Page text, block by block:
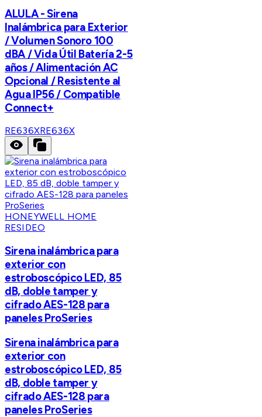
ALULA - Sirena
Inalámbrica para Exterior
/ Volumen Sonoro 100
dBA / Vida Útil Batería 2-5
años / Alimentación AC
Opcional / Resistente al
Agua IP56 / Compatible
Connect+
RE636XRE636X
HONEYWELL HOME
RESIDEO
Sirena inalámbrica para
exterior con
estroboscópico LED, 85
dB, doble tamper y
cifrado AES-128 para
paneles ProSeries
Sirena inalámbrica para
exterior con
estroboscópico LED, 85
dB, doble tamper y
cifrado AES-128 para
paneles ProSeries